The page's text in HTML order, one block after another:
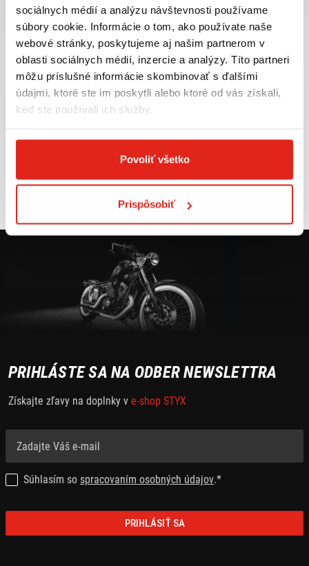
sociálnych médií a analýzu návštevnosti používame
súbory cookie. Informácie o tom, ako používate naše
webové stránky, poskytujeme aj našim partnerom v
oblasti sociálnych médií, inzercie a analýzy. Títo partneri
môžu príslušné informácie skombinovať s ďalšími
údajmi, ktoré ste im poskytli alebo ktoré od vás získali,
keď ste používali ich služby.
Povoliť všetko
Prispôsobiť
Najväčší výber moto
príslušenstva ihneď k
odberu
Doprava ZADARMO pre
objednávky nad 50€ v rámci
SR
PRIHLÁSTE SA NA ODBER NEWSLETTRA
Získajte zľavy na doplnky v e-shop STYX
Súhlasím so spracovaním osobných údajov.*
PRIHLÁSIŤ SA